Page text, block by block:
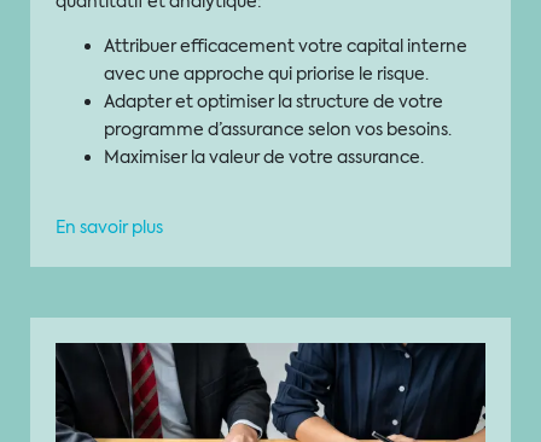
Attribuer efficacement votre capital interne
avec une approche qui priorise le risque.
Adapter et optimiser la structure de votre
programme d’assurance selon vos besoins.
Maximiser la valeur de votre assurance.
En savoir plus